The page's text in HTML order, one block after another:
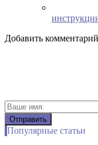
Добавить комментарий
Популярные статьи